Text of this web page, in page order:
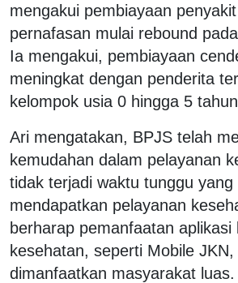
mengakui pembiayaan
pernafasan mulai rebound
Ia mengakui, pembiayaan
meningkat dengan penderita
kelompok usia 0 hingga 5
Ari mengatakan, BPJS telah
kemudahan dalam pelayanan
tidak terjadi waktu tunggu
mendapatkan pelayanan
berharap pemanfaatan aplikasi
kesehatan, seperti Mobile
dimanfaatkan masyarakat luas.